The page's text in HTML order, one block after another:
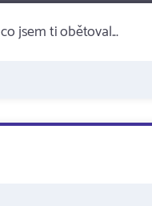
jsem ti obětoval...